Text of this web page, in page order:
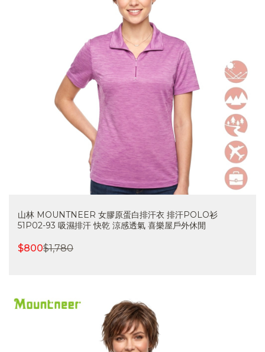
山林 MOUNTNEER 女膠原蛋白排汗衣 排汗POLO衫
51P02-93 吸濕排汗 快乾 涼感透氣 喜樂屋戶外休閒
$800$1,780